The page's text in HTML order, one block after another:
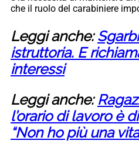
che il ruolo del carabiniere
Leggi anche:
istruttoria. E
interessi
Leggi anche:
l’orario di lavoro è
“Non ho più una